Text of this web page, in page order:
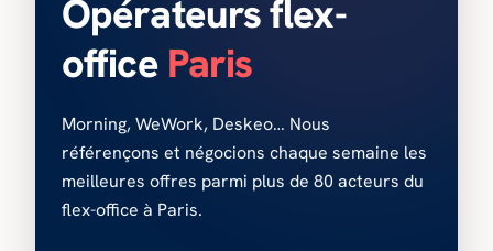
Opérateurs flex-
office Paris
Morning, WeWork, Deskeo… Nous
référençons et négocions chaque semaine les
meilleures offres parmi plus de 80 acteurs du
flex-office à Paris.